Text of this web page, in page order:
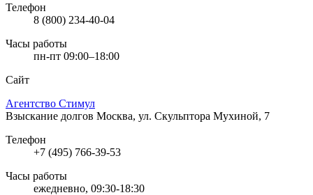
Телефон
8 (800) 234-40-04
Часы работы
пн-пт 09:00–18:00
Сайт
Агентство Стимул
Взыскание долгов Москва, ул. Скульптора Мухиной, 7
Телефон
+7 (495) 766-39-53
Часы работы
ежедневно, 09:30-18:30